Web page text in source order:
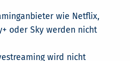
wie Netflix,
oder Sky werden nicht
wird nicht